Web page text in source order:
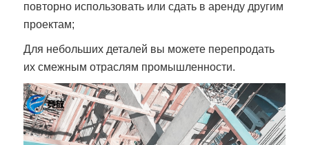
повторно использовать или сдать в аренду другим
проектам;
Для небольших деталей вы можете перепродать
их смежным отраслям промышленности.